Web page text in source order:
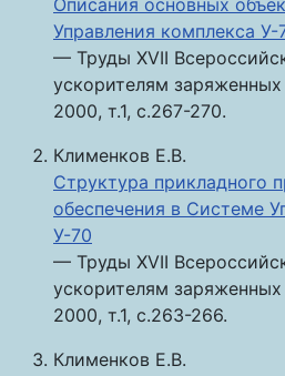
Описания основных
Управления комплекса У-
— Труды XVII
ускорителям
2000, т.1, с.267-270.
Клименков Е.В.
Структура прикладного
обеспечения в Системе
У-70
— Труды XVII
ускорителям
2000, т.1, с.263-266.
Клименков Е.В.